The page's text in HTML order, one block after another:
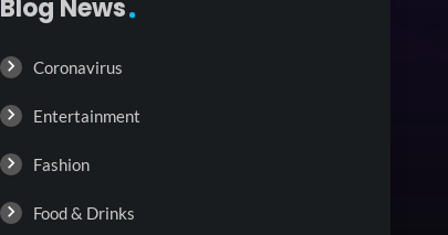
Blog News
Coronavirus
Entertainment
Fashion
Food & Drinks